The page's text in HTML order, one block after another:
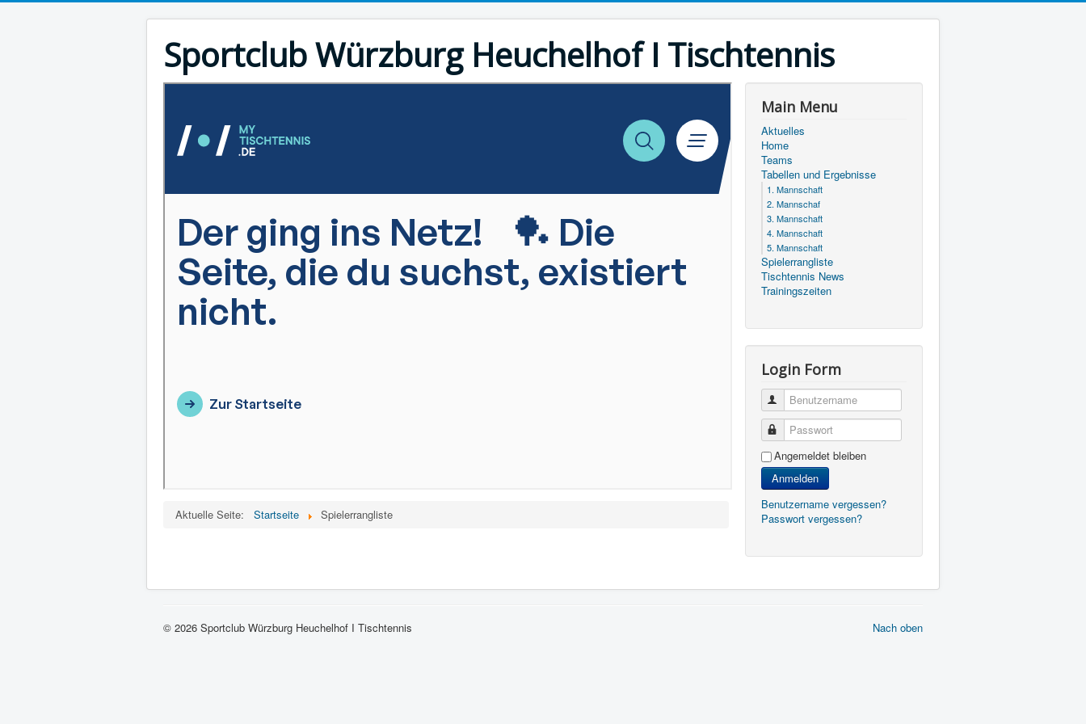
Sportclub Würzburg Heuchelhof I Tischtennis
Aktuelle Seite: Startseite Spielerrangliste
Main Menu
Aktuelles
Home
Teams
Tabellen und Ergebnisse
1. Mannschaft
2. Mannschaf
3. Mannschaft
4. Mannschaft
5. Mannschaft
Spielerrangliste
Tischtennis News
Trainingszeiten
Login Form
Benutzername
Passwort
Angemeldet bleiben
Anmelden
Benutzername vergessen?
Passwort vergessen?
Nach oben
© 2026 Sportclub Würzburg Heuchelhof I Tischtennis